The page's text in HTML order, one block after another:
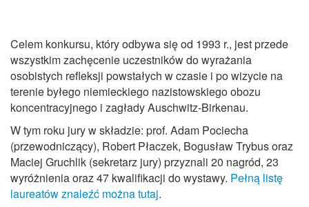
Celem konkursu, który odbywa się od 1993 r., jest przede
wszystkim zachęcenie uczestników do wyrażania
osobistych refleksji powstałych w czasie i po wizycie na
terenie byłego niemieckiego nazistowskiego obozu
koncentracyjnego i zagłady Auschwitz-Birkenau.
W tym roku jury w składzie: prof. Adam Pociecha
(przewodniczący), Robert Płaczek, Bogusław Trybus oraz
Maciej Gruchlik (sekretarz jury) przyznali 20 nagród, 23
wyróżnienia oraz 47 kwalifikacji do wystawy. Pełną listę
laureatów znaleźć można tutaj.